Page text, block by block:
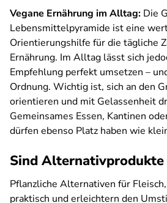
Vegane Ernährung im Alltag: Die
Lebensmittelpyramide ist eine
Orientierungshilfe für die tägliche
Ernährung. Im Alltag lässt sich
Empfehlung perfekt umsetzen –
Ordnung. Wichtig ist, sich an den
orientieren und mit Gelassenheit
Gemeinsames Essen, Kantinen
dürfen ebenso Platz haben wie
Sind Alternativprodukte
Pflanzliche Alternativen für
praktisch und erleichtern den